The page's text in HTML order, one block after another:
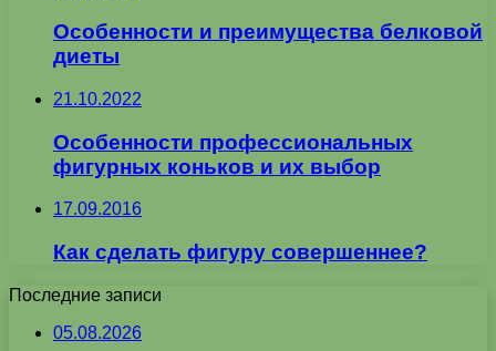
Особенности и преимущества белковой
диеты
21.10.2022
Особенности профессиональных
фигурных коньков и их выбор
17.09.2016
Как сделать фигуру совершеннее?
Последние записи
05.08.2026